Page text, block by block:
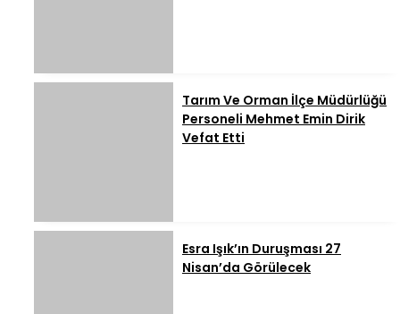
Tarım Ve Orman İlçe Müdürlüğü
Personeli Mehmet Emin Dirik
Vefat Etti
Esra Işık’ın Duruşması 27
Nisan’da Görülecek